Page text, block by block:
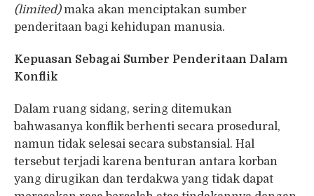
(limited)maka akan menciptakan sumber
penderitaan bagi kehidupan manusia.
Kepuasan Sebagai Sumber Penderitaan Dalam
Konflik
Dalam ruang sidang, sering ditemukan
bahwasanya konflik berhenti secara prosedural,
namun tidak selesai secara substansial. Hal
tersebut terjadi karena benturan antara korban
yang dirugikan dan terdakwa yang tidak dapat